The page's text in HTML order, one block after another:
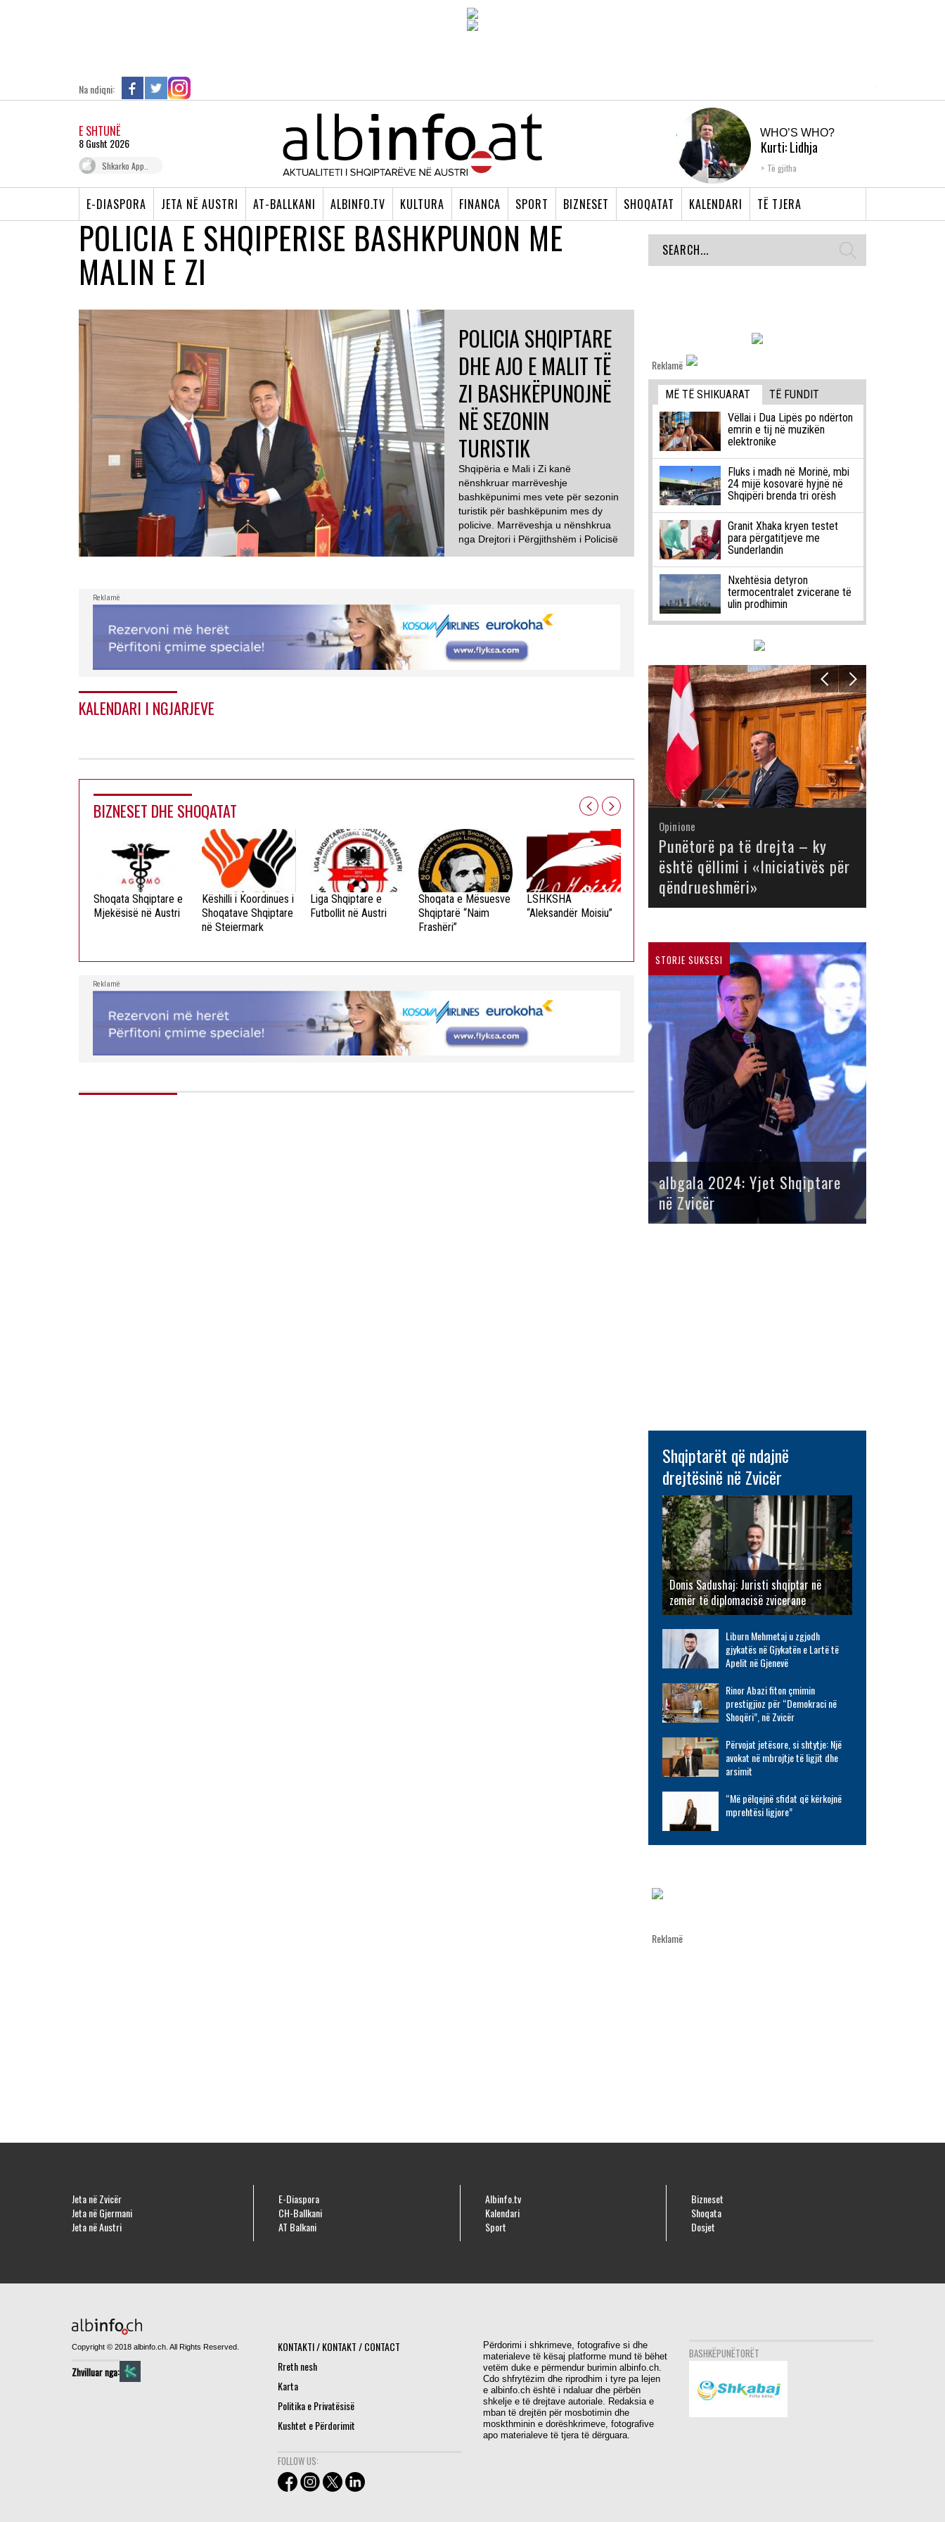
Na ndiqni:
E SHTUNË
8 Gusht 2026
Shkarko App..
WHO’S WHO?
Kurti: Lidhja
Shqiptare e Prizrenit,
Të gjitha
E-DIASPORA JETA NË AUSTRI AT-BALLKANI ALBINFO.TV KULTURA FINANCA SPORT BIZNESET SHOQATAT KALENDARI TË TJERA
POLICIA E SHQIPERISE BASHKPUNON ME
MALIN E ZI
SEZONINTURISTIK
POLICIA SHQIPTARE
DHE AJO E MALIT TË
ZI BASHKËPUNOJNË
NË SEZONIN
TURISTIK
Shqipëria e Mali i Zi kanë
nënshkruar marrëveshje
bashkëpunimi mes vete për sezonin
turistik për bashkëpunim mes dy
policive. Marrëveshja u nënshkrua
nga Drejtori i Përgjithshëm i Policisë
Reklamë
KALENDARI I NGJARJEVE
BIZNESET DHE SHOQATAT
Shoqata Shqiptare e
Mjekësisë në Austri
Këshilli i Koordinues i
Shoqatave Shqiptare
në Steiermark
Liga Shqiptare e
Futbollit në Austri
Shoqata e Mësuesve
Shqiptarë “Naim
Frashëri”
LSHKSHA
“Aleksandër Moisiu”
Reklamë
Reklamë
MË TË SHIKUARAT
TË FUNDIT
Vëllai i Dua Lipës po ndërton
emrin e tij në muzikën
elektronike
Fluks i madh në Morinë, mbi
24 mijë kosovarë hyjnë në
Shqipëri brenda tri orësh
Granit Xhaka kryen testet
para përgatitjeve me
Sunderlandin
Nxehtësia detyron
termocentralet zvicerane të
ulin prodhimin
Opinione
Opinione
Punëtorë pa të drejta – ky
është qëllimi i «Iniciativës për
qëndrueshmëri»
Opinione
Opinione
Opinione
Opinione
Opinione
Opinione
STORJE SUKSESI
albgala 2024: Yjet Shqiptare
në Zvicër
Shqiptarët që ndajnë
drejtësinë në Zvicër
Donis Sadushaj: Juristi shqiptar në
zemër të diplomacisë zvicerane
Liburn Mehmetaj u zgjodh
gjykatës në Gjykatën e Lartë të
Apelit në Gjenevë
Rinor Abazi fiton çmimin
prestigjioz për “Demokraci në
Shoqëri”, në Zvicër
Përvojat jetësore, si shtytje: Një
avokat në mbrojtje të ligjit dhe
arsimit
“Më pëlqejnë sfidat që kërkojnë
mprehtësi ligjore”
Reklamë
Jeta në Zvicër
Jeta në Gjermani
Jeta në Austri
E-Diaspora
CH-Ballkani
AT Balkani
Albinfo.tv
Kalendari
Sport
Bizneset
Shoqata
Dosjet
Copyright © 2018 albinfo.ch. All Rights Reserved.
Zhvilluar nga:
KONTAKTI / KONTAKT / CONTACT
Rreth nesh
Karta
Politika e Privatësisë
Kushtet e Përdorimit
FOLLOW US:
Përdorimi i shkrimeve, fotografive si dhe
materialeve të kësaj platforme mund të bëhet
vetëm duke e përmendur burimin albinfo.ch.
Cdo shfrytëzim dhe riprodhim i tyre pa lejen
e albinfo.ch është i ndaluar dhe përbën
shkelje e të drejtave autoriale. Redaksia e
mban të drejtën për mosbotimin dhe
moskthminin e dorëshkrimeve, fotografive
apo materialeve të tjera të dërguara.
BASHKËPUNËTORËT